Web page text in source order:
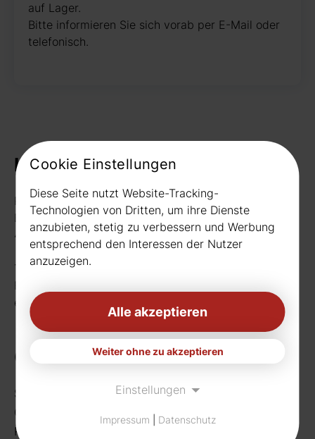
auf Lager.
Bitte informieren Sie sich vorab per E-Mail oder
telefonisch.
Kontakt
Rudat GmbH
Borussiastr. 26
44149 Dortmund
Telefon:0231 656677
Fax: 0231 656990
eMail:
Getränke
Sortiment
Craft Beer
Rund um deine Bar
Cookie Einstellungen
Diese Seite nutzt Website-Tracking-
Technologien von Dritten, um ihre Dienste
anzubieten, stetig zu verbessern und Werbung
entsprechend den Interessen der Nutzer
anzuzeigen.
Alle akzeptieren
Weiter ohne zu akzeptieren
Einstellungen
Impressum Datenschutz